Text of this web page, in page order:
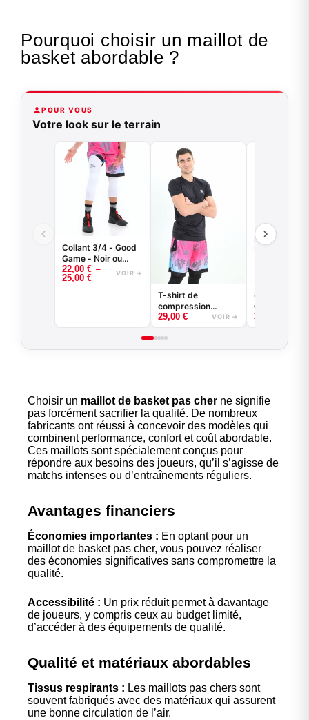
Pourquoi choisir un maillot de
basket abordable ?
POUR VOUS
Votre look sur le terrain
Collant 3/4 - Good
Game - Noir ou
Blanc -
BASKETBALL
22,00 € –
25,00 € VOIR →
T-shirt de
compression
basketball - Good
Blanc
29,00 € VOIR →
Sous-short
compression
25,00
Choisir un maillot de basket pas cher ne signifie
pas forcément sacrifier la qualité. De nombreux
fabricants ont réussi à concevoir des modèles qui
combinent performance, confort et coût abordable.
Ces maillots sont spécialement conçus pour
répondre aux besoins des joueurs, qu’il s’agisse de
matchs intenses ou d’entraînements réguliers.
Avantages financiers
Économies importantes : En optant pour un
maillot de basket pas cher, vous pouvez réaliser
des économies significatives sans compromettre la
qualité.
Accessibilité : Un prix réduit permet à davantage
de joueurs, y compris ceux au budget limité,
d’accéder à des équipements de qualité.
Qualité et matériaux abordables
Tissus respirants : Les maillots pas chers sont
souvent fabriqués avec des matériaux qui assurent
une bonne circulation de l’air.